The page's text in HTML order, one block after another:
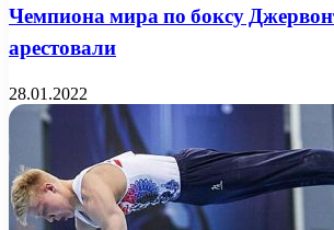
Чемпиона мира по боксу
арестовали
28.01.2022